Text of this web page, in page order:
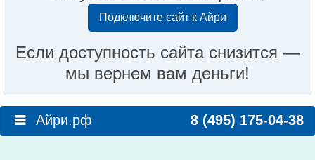
Подключите сайт к Айри
Если доступность сайта снизится —
мы вернем вам деньги!
Айри.рф 8 (495) 175-04-38